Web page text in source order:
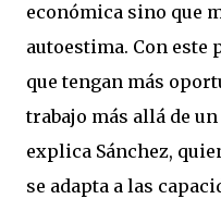
económica sino que
autoestima. Con este
que tengan más
trabajo más allá de
explica Sánchez,
se adapta a las